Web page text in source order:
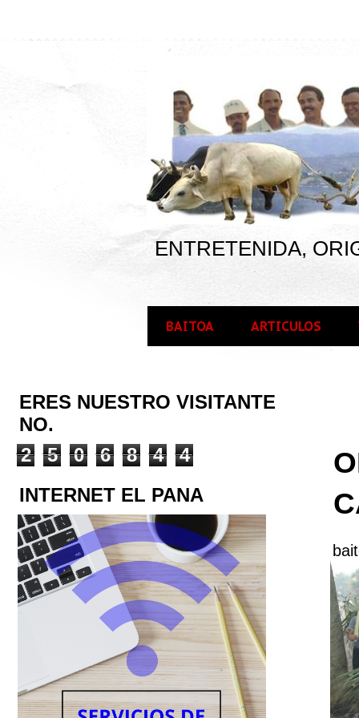
ENTRETENIDA,
BAITOA ARTICULOS
ERES NUESTRO VISITANTE
NO.
2
5 0 6 8 4
4
INTERNET EL PANA